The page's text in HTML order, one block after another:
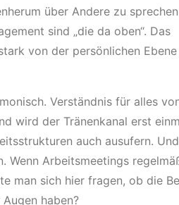
über Andere zu
sind „die da oben“. Das
von der persönlichen
Verständnis für alles
wird der Tränenkanal erst
auch ausufern. Und
Wenn Arbeitsmeetings
man sich hier fragen, ob die
haben?